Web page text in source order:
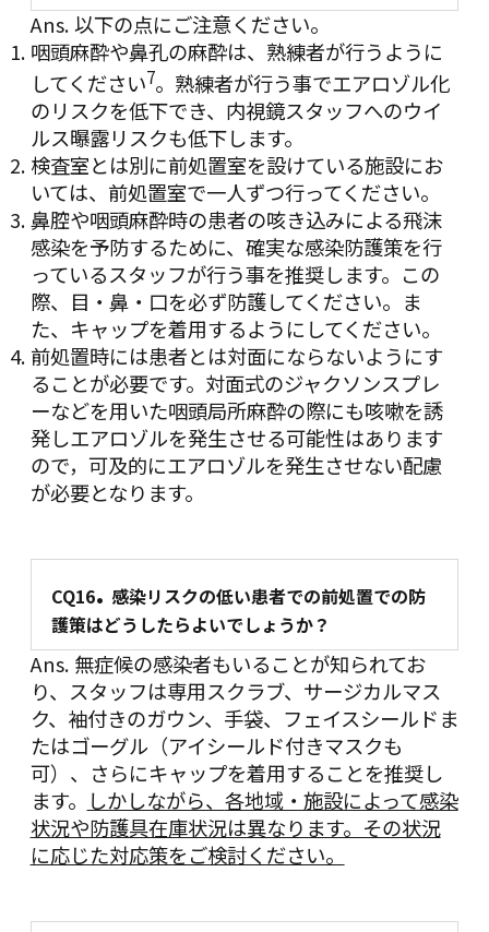
Ans. 以下の点にご注意ください。
咽頭麻酔や鼻孔の麻酔は、熟練者が行うように
してください7。熟練者が行う事でエアロゾル化
のリスクを低下でき、内視鏡スタッフへのウイ
ルス曝露リスクも低下します。
検査室とは別に前処置室を設けている施設にお
いては、前処置室で一人ずつ行ってください。
鼻腔や咽頭麻酔時の患者の咳き込みによる飛沫
感染を予防するために、確実な感染防護策を行
っているスタッフが行う事を推奨します。この
際、目・鼻・口を必ず防護してください。ま
た、キャップを着用するようにしてください。
前処置時には患者とは対面にならないようにす
ることが必要です。対面式のジャクソンスプレ
ーなどを用いた咽頭局所麻酔の際にも咳嗽を誘
発しエアロゾルを発生させる可能性はあります
ので，可及的にエアロゾルを発生させない配慮
が必要となります。
CQ16. 感染リスクの低い患者での前処置での防
護策はどうしたらよいでしょうか？
Ans. 無症候の感染者もいることが知られてお
り、スタッフは専用スクラブ、サージカルマス
ク、袖付きのガウン、手袋、フェイスシールドま
たはゴーグル（アイシールド付きマスクも
可）、さらにキャップを着用することを推奨し
ます。 しかしながら、 各地域・施設によって感染
状況や防護具在庫状況は異なります。その状況
に応じた対応策をご検討ください。